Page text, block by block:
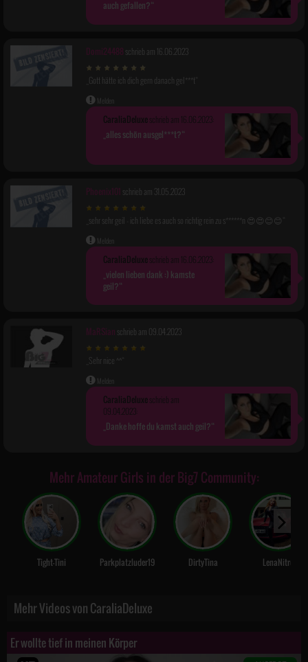
auch gefallen?
Domi24488 schrieb am 16.06.2023
Gott hätte ich dich gern danach gel***t
Melden
CaraliaDeluxeschrieb am 16.06.2023:
alles schön ausgel***t?
Phoenix101 schrieb am 31.05.2023
sehr sehr geil - ich liebe es auch so richtig rein zu s******n 😍😍😊😊
Melden
CaraliaDeluxeschrieb am 16.06.2023:
vielen lieben dank :) kamste
geil?
MaRSian schrieb am 09.04.2023
Sehr nice ^^
Melden
CaraliaDeluxeschrieb am
09.04.2023:
Danke hoffe du kamst auch geil?
Mehr Amateur Girls in der Big7 Community:
Tight-Tini Parkplatzluder19 DirtyTina LenaNitro
Mehr Videos von CaraliaDeluxe
Er wollte tief in meinen Körper